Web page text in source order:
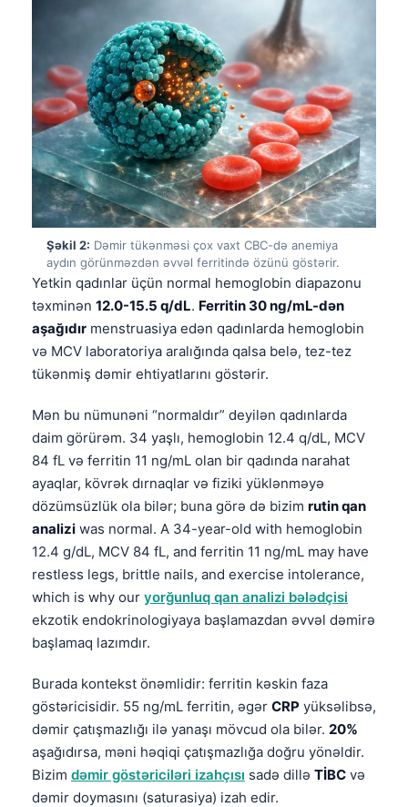
Şəkil 2: Dəmir tükənməsi çox vaxt CBC-də anemiya
aydın görünməzdən əvvəl ferritində özünü göstərir.
Yetkin qadınlar üçün normal hemoglobin diapazonu
təxminən 12.0-15.5 q/dL. Ferritin 30 ng/mL-dən
aşağıdır menstruasiya edən qadınlarda hemoglobin
və MCV laboratoriya aralığında qalsa belə, tez-tez
tükənmiş dəmir ehtiyatlarını göstərir.
Mən bu nümunəni “normaldır” deyilən qadınlarda
daim görürəm. 34 yaşlı, hemoglobin 12.4 q/dL, MCV
84 fL və ferritin 11 ng/mL olan bir qadında narahat
ayaqlar, kövrək dırnaqlar və fiziki yüklənməyə
dözümsüzlük ola bilər; buna görə də bizim rutin qan
analizi was normal. A 34-year-old with hemoglobin
12.4 g/dL, MCV 84 fL, and ferritin 11 ng/mL may have
restless legs, brittle nails, and exercise intolerance,
which is why our yorğunluq qan analizi bələdçisi
ekzotik endokrinologiyaya başlamazdan əvvəl dəmirə
başlamaq lazımdır.
Burada kontekst önəmlidir: ferritin kəskin faza
göstəricisidir. 55 ng/mL ferritin, əgər CRP yüksəlibsə,
dəmir çatışmazlığı ilə yanaşı mövcud ola bilər. 20%
aşağıdırsa, məni həqiqi çatışmazlığa doğru yönəldir.
Bizim dəmir göstəriciləri izahçısı sadə dillə TİBC və
dəmir doymasını (saturasiya) izah edir.